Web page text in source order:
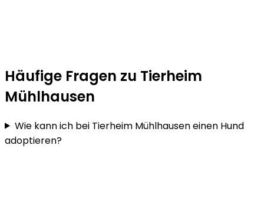
Häufige Fragen zu Tierheim
Mühlhausen
Wie kann ich bei Tierheim Mühlhausen einen Hund
adoptieren?